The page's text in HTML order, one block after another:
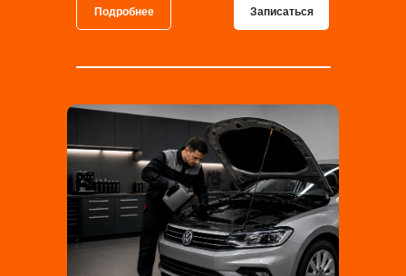
Записаться
Подробнее